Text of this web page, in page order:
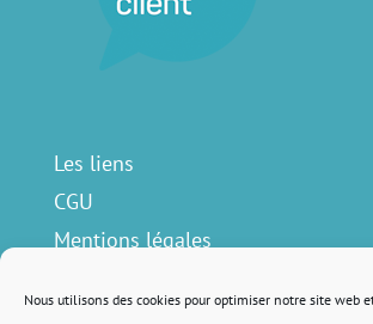
Nous utilisons des cookies pour optimiser notre site web
Les liens
CGU
Mentions légales